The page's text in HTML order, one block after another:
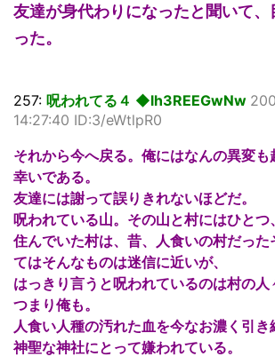
友達が身代わりになったと聞いて
った。
257: 呪われてる４ ◆lh3REEGwNw
14:27:40 ID:3/eWtlpR0
それから今へ戻る。俺にはなんの異変
幸いである。
友達には謝って誤りきれないほどだ。
呪われている山。その山と村にはひとつ
住んでいた村は、昔、人食いの村だった
てはそんなものは迷信に近いが、
はっきり言うと呪われているのは村の人
つまり俺も。
人食い人種の汚れた血を今なお濃く引き
神聖な神社にとって嫌われている。